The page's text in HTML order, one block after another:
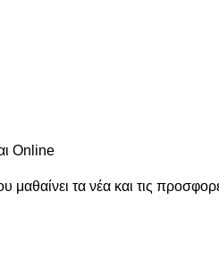
Online
μαθαίνει τα νέα και τις